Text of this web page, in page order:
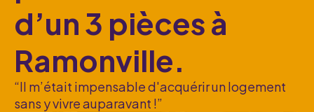
d’un 3 pièces à
Ramonville.
“Il m’était impensable d'acquérir un logement
sans y vivre auparavant !”